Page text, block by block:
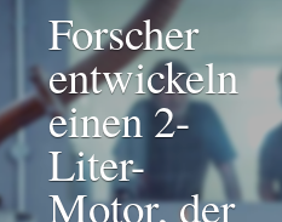
Forscher
entwickeln
einen 2-
Liter-
Motor, der